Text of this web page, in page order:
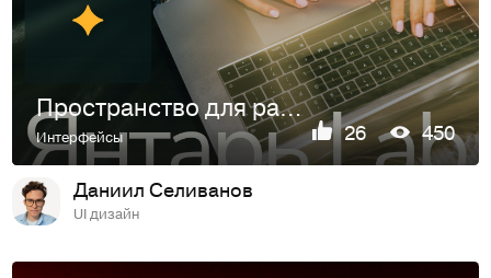
Пространство для работы | Дизайн лендинга
Интерфейсы 26 450
Даниил Селиванов
UI дизайн